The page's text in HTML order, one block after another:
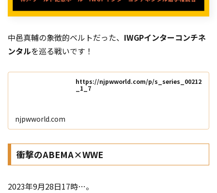
中邑真輔の象徴的ベルトだった、 IWGPインターコンチネ
ンタルを巡る戦いです！
https://njpwworld.com/p/s_series_00212
_1_7
njpwworld.com
衝撃のABEMA×WWE
2023年9月28日17時…。